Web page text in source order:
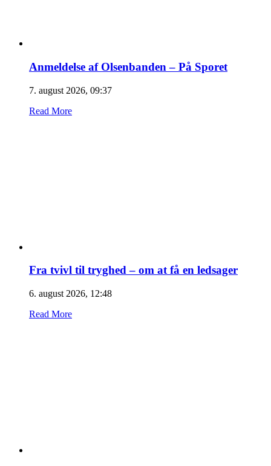
Anmeldelse af Olsenbanden – På Sporet
7. august 2026, 09:37
Read More
Fra tvivl til tryghed – om at få en ledsager
6. august 2026, 12:48
Read More